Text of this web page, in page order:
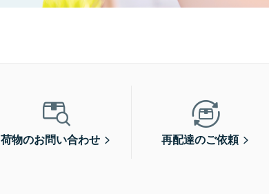
荷物のお問い合わせ 再配達のご依頼